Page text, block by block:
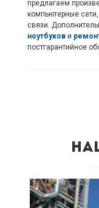
предлагаем
компьютерные
связи.
ноутбукови
постгарантийное